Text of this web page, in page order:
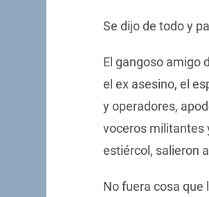
Se dijo de todo y
El gangoso amigo
el ex asesino, el
y operadores,
voceros militantes
estiércol, salieron
No fuera cosa que